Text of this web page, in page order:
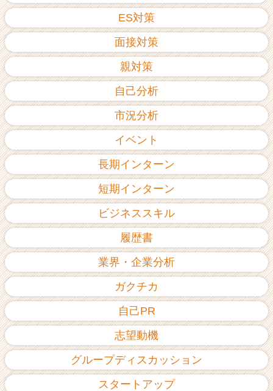
ES対策
面接対策
親対策
自己分析
市況分析
イベント
長期インターン
短期インターン
ビジネススキル
履歴書
業界・企業分析
ガクチカ
自己PR
志望動機
グループディスカッション
スタートアップ